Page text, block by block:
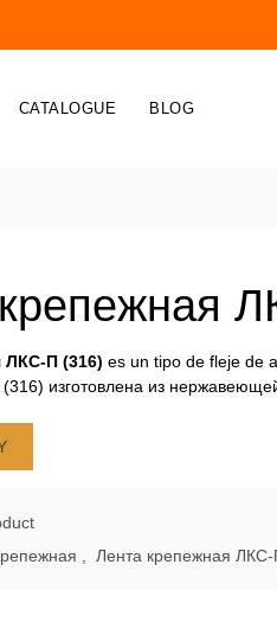
CATALOGUE BLOG
ЛКС-П (316) es un tipo de fleje de
изготовлена из
Лента крепежная